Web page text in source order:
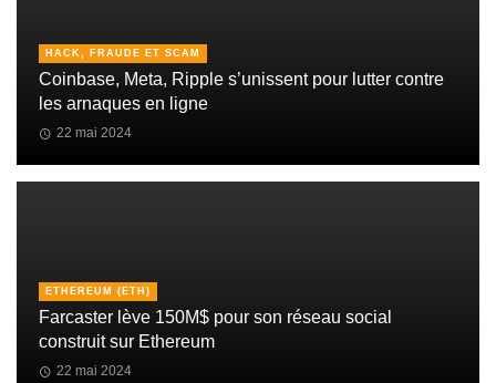
HACK, FRAUDE ET SCAM
Coinbase, Meta, Ripple s’unissent pour lutter contre
les arnaques en ligne
22 mai 2024
ETHEREUM (ETH)
Farcaster lève 150M$ pour son réseau social
construit sur Ethereum
22 mai 2024